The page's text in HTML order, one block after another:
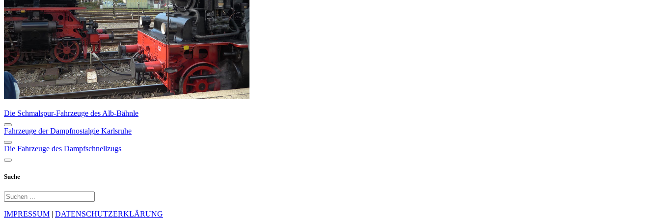
Die Schmalspur-Fahrzeuge des Alb-Bähnle
Fahrzeuge der Dampfnostalgie Karlsruhe
Die Fahrzeuge des Dampfschnellzugs
Suche
IMPRESSUM | DATENSCHUTZERKLÄRUNG